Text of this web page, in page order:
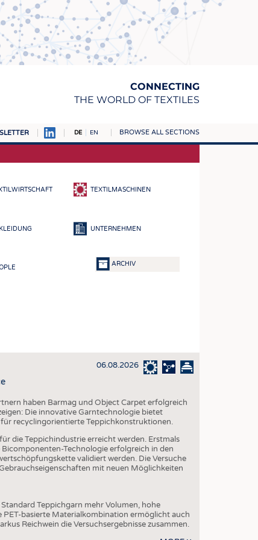
CONNECTING
THE WORLD OF TEXTILES
DE EN BROWSE ALL SECTIONS
TEXTILIEN
TEXTILMASCHINEN
UNTERNEHMEN
ARCHIV
06.08.2026
haben Barmag und Object Carpet erfolgreich
Die innovative Garntechnologie bietet
recyclingorientierte Teppichkonstruktionen.
die Teppichindustrie erreicht werden. Erstmals
Technologie erfolgreich in den
validiert werden. Die Versuche
mit neuen Möglichkeiten
Teppichgarn mehr Volumen, hohe
basierte Materialkombination ermöglicht auch
Reichwein die Versuchsergebnisse zusammen.